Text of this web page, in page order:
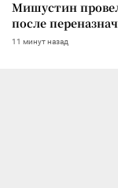
Мишустин
после
11 минут назад